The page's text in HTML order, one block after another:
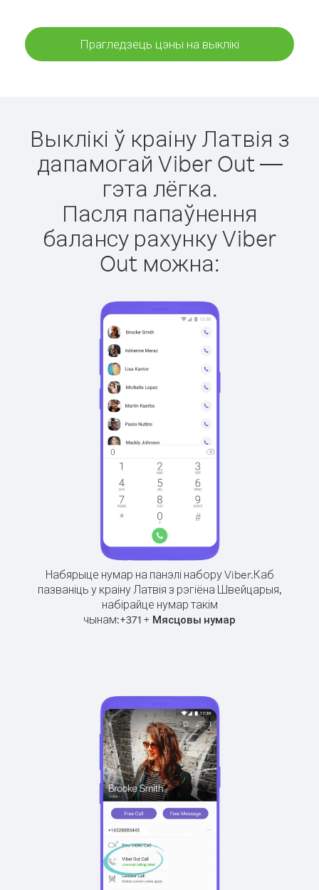
Прагледзець цэны на выклікі
Выклікі ў краіну Латвія з
дапамогай Viber Out —
гэта лёгка.
Пасля папаўнення
балансу рахунку Viber
Out можна:
Набярыце нумар на панэлі набору Viber.Каб
пазваніць у краіну Латвія з рэгіёна Швейцарыя,
набірайце нумар такім
чынам:+371 + Мясцовы нумар